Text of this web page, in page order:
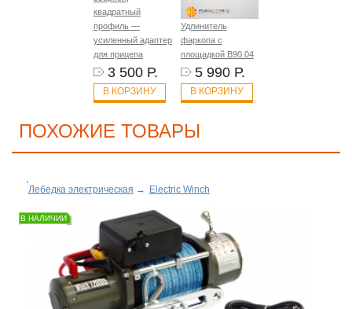
квадратный
профиль —
усиленный адаптер
для прицепа
3 500 Р.
В КОРЗИНУ
Удлинитель
фаркопа с
площадкой B90.04
5 990 Р.
В КОРЗИНУ
ПОХОЖИЕ ТОВАРЫ
Лебедка электрическая → Electric Winch
В НАЛИЧИИ